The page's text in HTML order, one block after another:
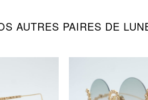
AUTRES PAIRES DE